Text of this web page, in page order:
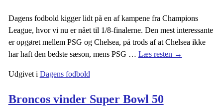
Dagens fodbold kigger lidt på en af kampene fra Champions
League, hvor vi nu er nået til 1/8-finalerne. Den mest interessante
er opgøret mellem PSG og Chelsea, på trods af at Chelsea ikke
har haft den bedste sæson, mens PSG … Læs resten →
Udgivet i Dagens fodbold
Broncos vinder Super Bowl 50